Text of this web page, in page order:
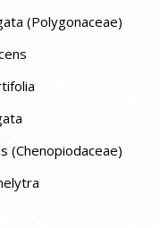
(Polygonaceae)
(Chenopiodaceae)